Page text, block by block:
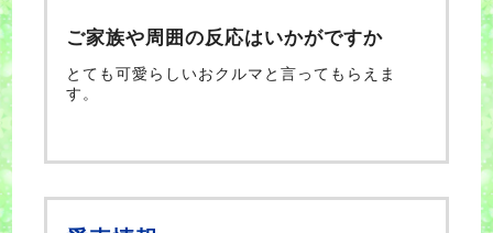
ご家族や周囲の反応はいかがですか
とても可愛らしいおクルマと言ってもらえま
す。